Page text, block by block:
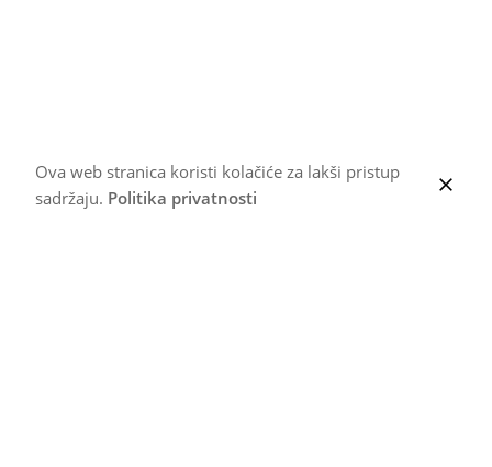
Ova web stranica koristi kolačiće za lakši pristup
sadržaju. Politika privatnosti